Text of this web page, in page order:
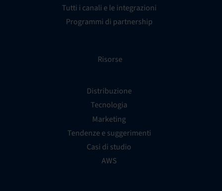
Tutti i canali e le integrazioni
Programmi di partnership
Risorse
Distribuzione
Tecnologia
Marketing
Tendenze e suggerimenti
Casi di studio
AWS